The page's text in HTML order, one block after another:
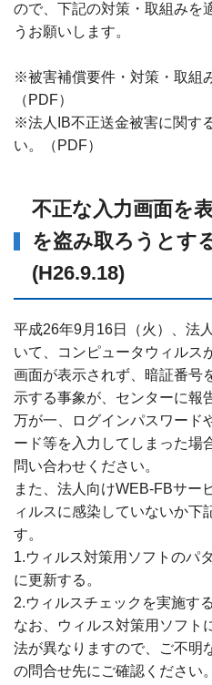
ので、下記の対策・取組みを
うお願いします。
※被害補償要件・対策・取組
（PDF）
※法人IB不正送金被害に関す
い。（PDF）
不正な入力画面を
を盗み取ろうとす
(H26.9.18)
平成26年9月16日（火）、法
いて、コンピュータウィルス
画面が表示されず、暗証番号
示する事象が、センターに報
万が一、ログインパスワード
ード等を入力してしまった場
問い合わせください。
また、法人向けWEB-FBサー
ィルスに感染していないか下
す。
1.ウィルス対策用ソフトのパ
に更新する。
2.ウィルスチェックを実施する
なお、ウィルス対策用ソフト
法が異なりますので、ご不明
の問合せ先にご確認ください。